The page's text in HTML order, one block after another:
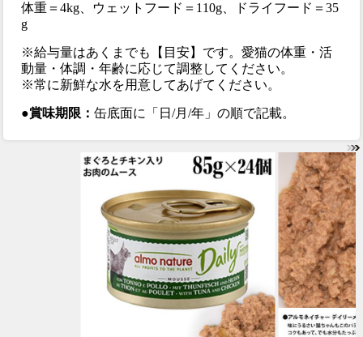
体重＝4kg、ウェットフード＝110g、ドライフード＝35
g
※給与量はあくまでも【目安】です。愛猫の体重・活
動量・体調・年齢に応じて調整してください。
※常に新鮮な水を用意してあげてください。
●賞味期限：缶底面に「日/月/年」の順で記載。